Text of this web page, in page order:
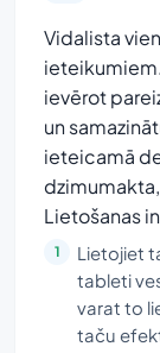
Vidalista
ievērot
un
ieteicamā
Lietošanas
Lietojiet
tableti
varat to
taču